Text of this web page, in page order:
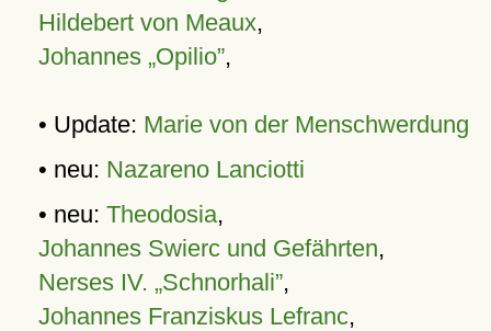
Hildebert von Meaux,
Johannes „Opilio”,
• Update: Marie von der Menschwerdung
• neu: Nazareno Lanciotti
• neu: Theodosia,
Johannes Swierc und Gefährten,
Nerses IV. „Schnorhali”,
Johannes Franziskus Lefranc,